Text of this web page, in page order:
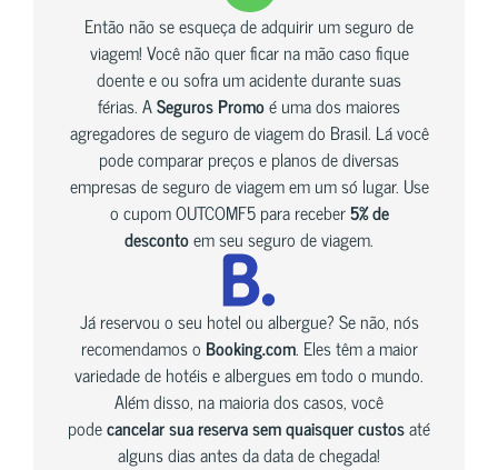
Então não se esqueça de adquirir um seguro de
viagem! Você não quer ficar na mão caso fique
doente e ou sofra um acidente durante suas
férias. ASeguros Promoé uma dos maiores
agregadores de seguro de viagem do Brasil. Lá você
pode comparar preços e planos de diversas
empresas de seguro de viagem em um só lugar. Use
o cupom OUTCOMF5 para receber5% de
descontoem seu seguro de viagem.
Já reservou o seu hotel ou albergue? Se não, nós
recomendamos o Booking.com. Eles têm a maior
variedade de hotéis e albergues em todo o mundo.
Além disso, na maioria dos casos, você
podecancelar sua reserva sem quaisquer custosaté
alguns dias antes da data de chegada!